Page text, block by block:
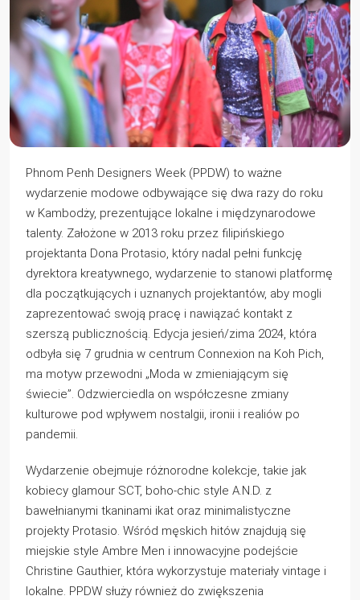
Phnom Penh Designers Week (PPDW) to ważne
wydarzenie modowe odbywające się dwa razy do roku
w Kambodży, prezentujące lokalne i międzynarodowe
talenty. Założone w 2013 roku przez filipińskiego
projektanta Dona Protasio, który nadal pełni funkcję
dyrektora kreatywnego, wydarzenie to stanowi platformę
dla początkujących i uznanych projektantów, aby mogli
zaprezentować swoją pracę i nawiązać kontakt z
szerszą publicznością. Edycja jesień/zima 2024, która
odbyła się 7 grudnia w centrum Connexion na Koh Pich,
ma motyw przewodni „Moda w zmieniającym się
świecie”. Odzwierciedla on współczesne zmiany
kulturowe pod wpływem nostalgii, ironii i realiów po
pandemii.
Wydarzenie obejmuje różnorodne kolekcje, takie jak
kobiecy glamour SCT, boho-chic style A.N.D. z
bawełnianymi tkaninami ikat oraz minimalistyczne
projekty Protasio. Wśród męskich hitów znajdują się
miejskie style Ambre Men i innowacyjne podejście
Christine Gauthier, która wykorzystuje materiały vintage i
lokalne. PPDW służy również do zwiększenia